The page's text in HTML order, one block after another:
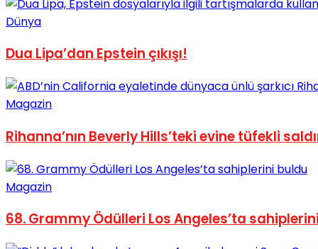
View All Result
Dünya
Dua Lipa’dan Epstein çıkışı!
Magazin
Rihanna’nın Beverly Hills’teki evine tüfekli
Magazin
68. Grammy Ödülleri Los Angeles’ta